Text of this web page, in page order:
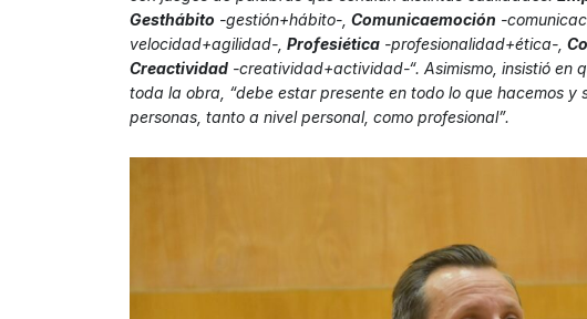
Gesthábito -gestión+hábito-, Comunicaemoción -
velocidad+agilidad-, Profesiética -profesionalidad+ética-,
Creactividad -creatividad+actividad-“. Asimismo, insistió en
toda la obra, “debe estar presente en todo lo que hacemos y
personas, tanto a nivel personal, como profesional”.